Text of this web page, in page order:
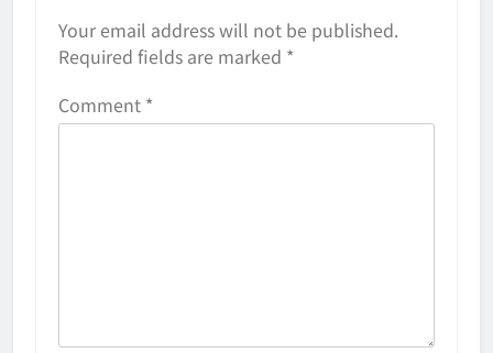
Your email address will not be published.
Required fields are marked *
Comment *